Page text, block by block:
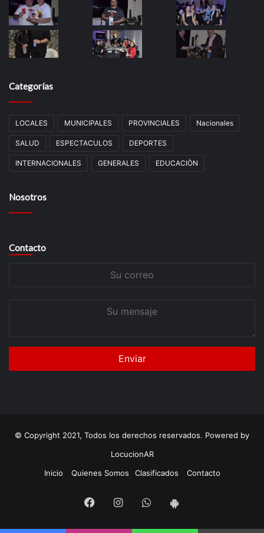
Categorías
LOCALES MUNICIPALES PROVINCIALES Nacionales
SALUD ESPECTACULOS DEPORTES
INTERNACIONALES GENERALES EDUCACIÒN
Nosotros
Contacto
© Copyright 2021, Todos los derechos reservados. Powered by
LocucionAR
Inicio
Quienes Somos Clasificados Contacto
FacebookInstagramWhatsapp